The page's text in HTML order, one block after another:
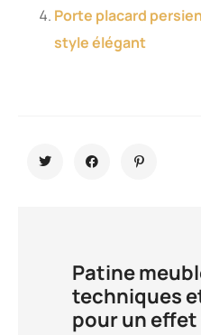
Porte placard
style élégant
Patine
techniques
pour un